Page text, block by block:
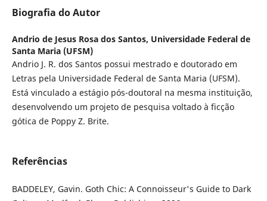
Biografia do Autor
Andrio de Jesus Rosa dos Santos, Universidade Federal de
Santa Maria (UFSM)
Andrio J. R. dos Santos possui mestrado e doutorado em
Letras pela Universidade Federal de Santa Maria (UFSM).
Está vinculado a estágio pós-doutoral na mesma instituição,
desenvolvendo um projeto de pesquisa voltado à ficção
gótica de Poppy Z. Brite.
Referências
BADDELEY, Gavin. Goth Chic: A Connoisseur's Guide to Dark